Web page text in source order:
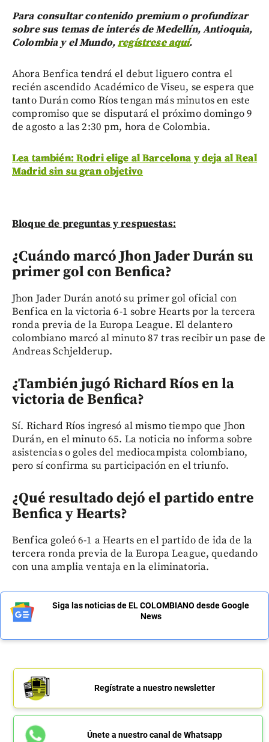
Para consultar contenido premium o profundizar
sobre sus temas de interés de Medellín, Antioquia,
Colombia y el Mundo,regístrese aquí.
Ahora Benfica tendrá el debut liguero contra el
recién ascendido Académico de Viseu, se espera que
tanto Durán como Ríos tengan más minutos en este
compromiso que se disputará el próximo domingo 9
de agosto a las 2:30 pm, hora de Colombia.
Lea también: Rodri elige al Barcelona y deja al Real
Madrid sin su gran objetivo
Bloque de preguntas y respuestas:
¿Cuándo marcó Jhon Jader Durán su
primer gol con Benfica?
Jhon Jader Durán anotó su primer gol oficial con
Benfica en la victoria 6-1 sobre Hearts por la tercera
ronda previa de la Europa League. El delantero
colombiano marcó al minuto 87 tras recibir un pase de
Andreas Schjelderup.
¿También jugó Richard Ríos en la
victoria de Benfica?
Sí. Richard Ríos ingresó al mismo tiempo que Jhon
Durán, en el minuto 65. La noticia no informa sobre
asistencias o goles del mediocampista colombiano,
pero sí confirma su participación en el triunfo.
¿Qué resultado dejó el partido entre
Benfica y Hearts?
Benfica goleó 6-1 a Hearts en el partido de ida de la
tercera ronda previa de la Europa League, quedando
con una amplia ventaja en la eliminatoria.
Siga las noticias de EL COLOMBIANO desde Google
News
Regístrate a nuestro newsletter
Únete a nuestro canal de Whatsapp